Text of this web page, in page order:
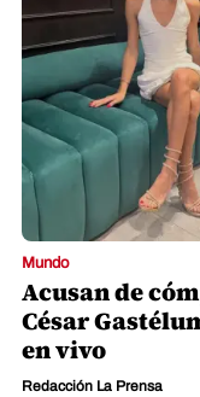
Mundo
Acusan de
César
en vivo
Redacción La Prensa